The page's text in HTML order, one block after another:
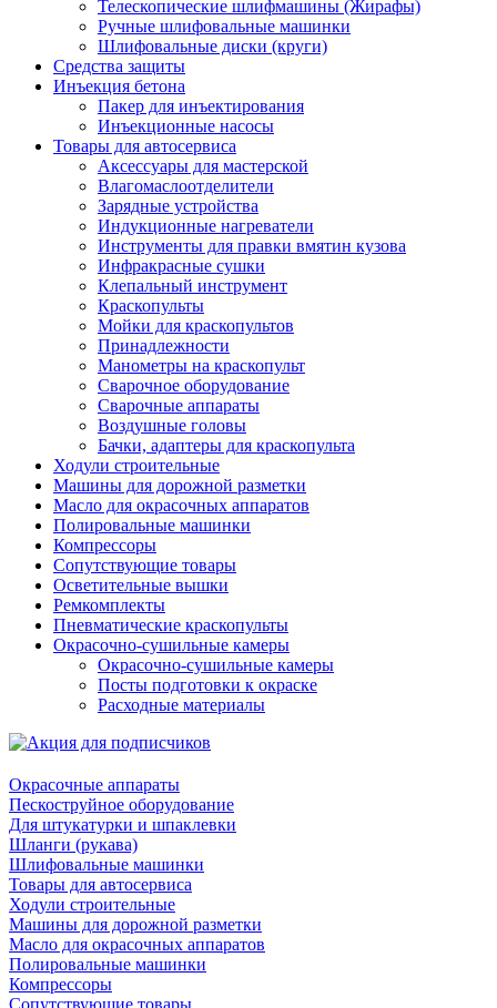
Телескопические шлифмашины (Жирафы)
Ручные шлифовальные машинки
Шлифовальные диски (круги)
Средства защиты
Инъекция бетона
Пакер для инъектирования
Инъекционные насосы
Товары для автосервиса
Аксессуары для мастерской
Влагомаслоотделители
Зарядные устройства
Индукционные нагреватели
Инструменты для правки вмятин кузова
Инфракрасные сушки
Клепальный инструмент
Краскопульты
Мойки для краскопультов
Принадлежности
Манометры на краскопульт
Сварочное оборудование
Сварочные аппараты
Воздушные головы
Бачки, адаптеры для краскопульта
Ходули строительные
Машины для дорожной разметки
Масло для окрасочных аппаратов
Полировальные машинки
Компрессоры
Сопутствующие товары
Осветительные вышки
Ремкомплекты
Пневматические краскопульты
Окрасочно-сушильные камеры
Окрасочно-сушильные камеры
Посты подготовки к окраске
Расходные материалы
Окрасочные аппараты
Пескоструйное оборудование
Для штукатурки и шпаклевки
Шланги (рукава)
Шлифовальные машинки
Товары для автосервиса
Ходули строительные
Машины для дорожной разметки
Масло для окрасочных аппаратов
Полировальные машинки
Компрессоры
Сопутствующие товары